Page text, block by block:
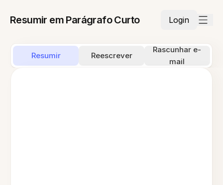
Resumir em Parágrafo Curto Login
Resumir Reescrever
Rascunhar e-
mail